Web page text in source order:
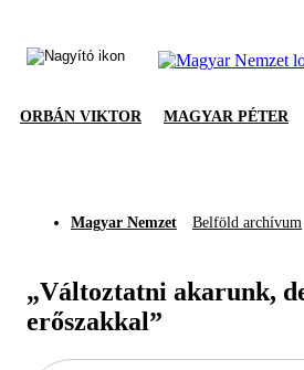
ORBÁN VIKTOR MAGYAR PÉTER
Magyar Nemzet Belföld archívum
„Változtatni akarunk,
erőszakkal”